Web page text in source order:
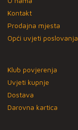
Kontakt
Prodajna mjesta
Opći uvjeti poslovanja
Klub povjerenja
Uvjeti kupnje
Dostava
Darovna kartica